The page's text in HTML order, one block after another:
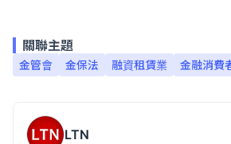
關聯主題
金管會 金保法 融資租賃業 金融消費
LTN